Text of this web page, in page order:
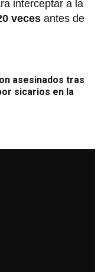
interceptar a la
veces antes de
asesinados tras
sicarios en la